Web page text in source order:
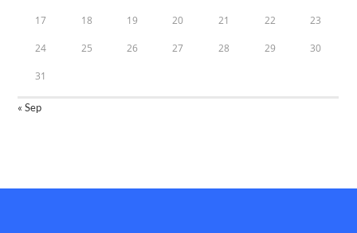
17 18 19 20 21 22 23
24 25 26 27 28 29 30
31
« Sep